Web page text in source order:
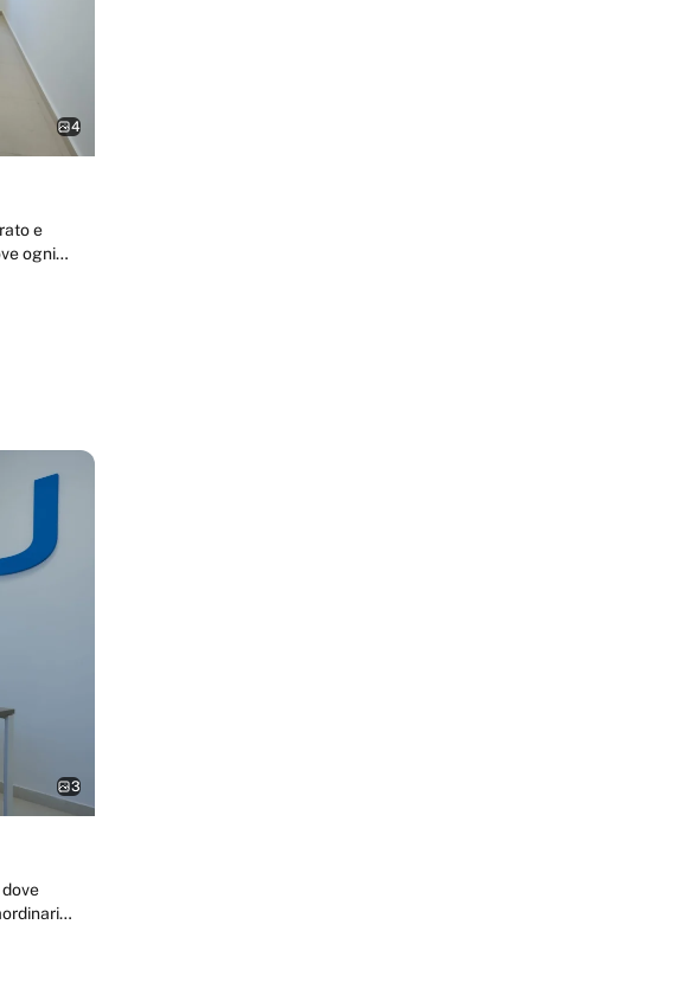
4
e
ogni
3